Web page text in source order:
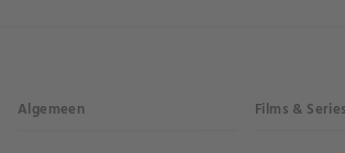
Algemeen Films & Series